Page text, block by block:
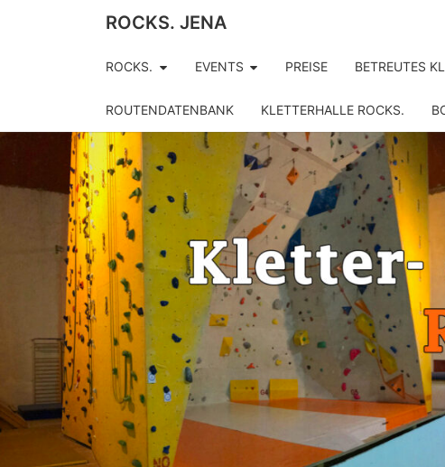
ROCKS. JENA
ROCKS. EVENTS PREISE BETREUTES
ROUTENDATENBANK KLETTERHALLE ROCKS.